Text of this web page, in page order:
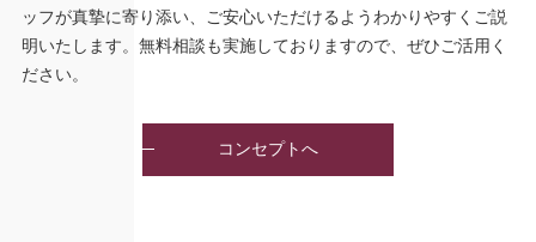
ッフが真摯に寄り添い、ご安心いただけるようわかりやすくご説
明いたします。無料相談も実施しておりますので、ぜひご活用く
ださい。
コンセプトへ